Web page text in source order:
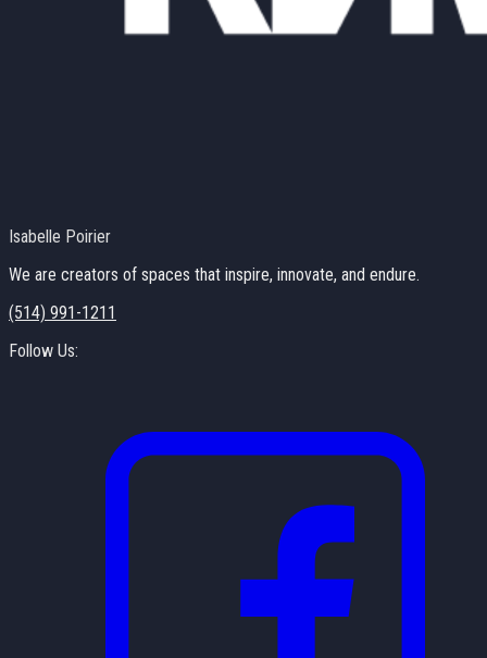
Isabelle Poirier
We are creators of spaces that inspire, innovate, and endure.
(514) 991-1211
Follow Us: